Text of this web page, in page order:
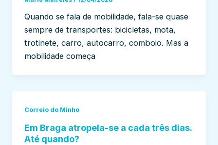
Quando se fala de mobilidade, fala-se quase
sempre de transportes: bicicletas, mota,
trotinete, carro, autocarro, comboio. Mas a
mobilidade começa
Correio do Minho
Em Braga atropela-se a cada três dias.
Até quando?